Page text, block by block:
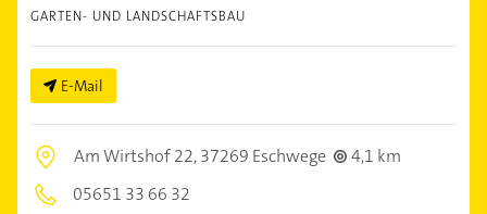
GARTEN- UND LANDSCHAFTSBAU
E-Mail
Am Wirtshof 22,37269 Eschwege
4,1 km
05651 33 66 32